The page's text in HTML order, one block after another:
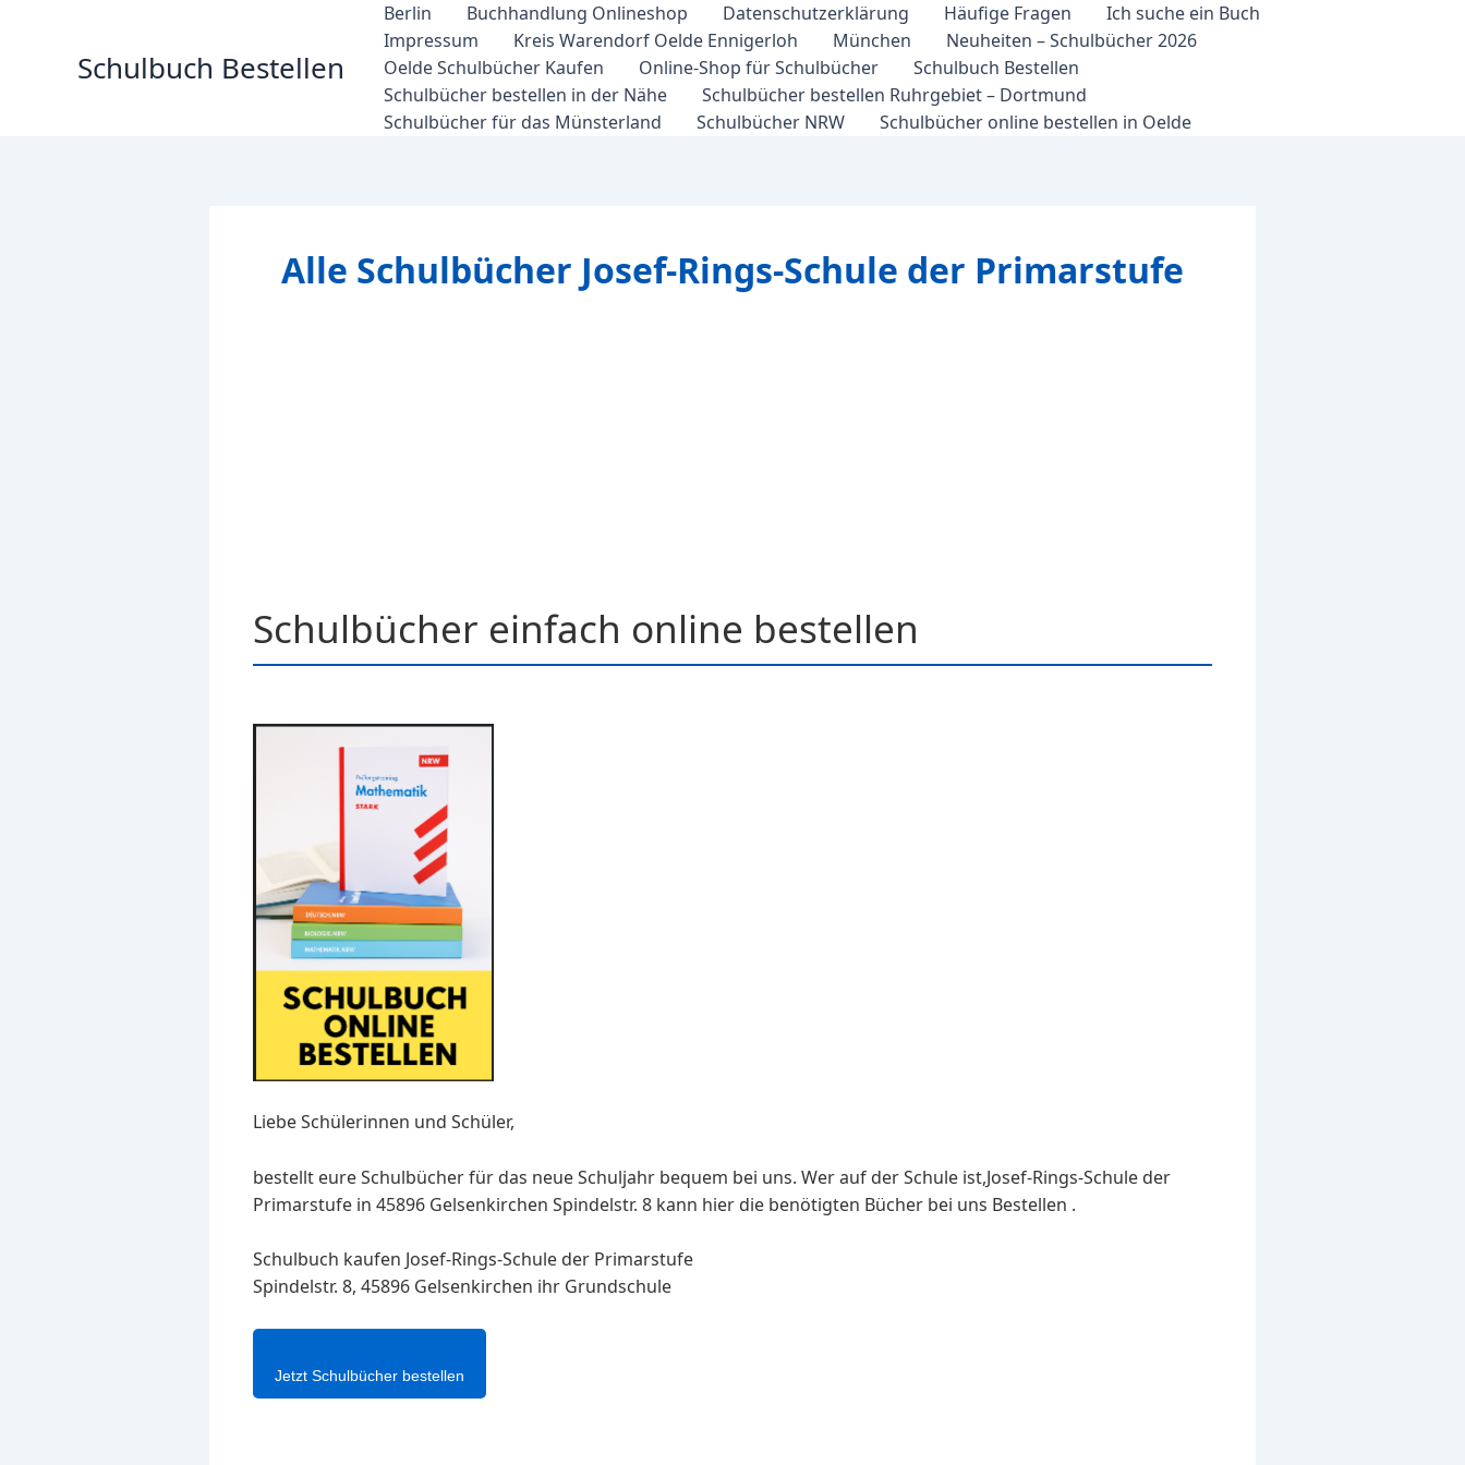
Schulbuch Bestellen
Berlin Buchhandlung Onlineshop Datenschutzerklärung Häufige Fragen
Ich suche ein Buch
Impressum
Kreis Warendorf Oelde Ennigerloh München
Neuheiten – Schulbücher 2026
Oelde Schulbücher Kaufen
Online-Shop für Schulbücher
Schulbuch Bestellen
Schulbücher bestellen in der Nähe
Schulbücher bestellen Ruhrgebiet – Dortmund
Schulbücher für das Münsterland
Schulbücher NRW Schulbücher online bestellen in Oelde
Alle Schulbücher Josef-Rings-Schule der Primarstufe
Schulbücher einfach online bestellen
Liebe Schülerinnen und Schüler,
bestellt eure Schulbücher für das neue Schuljahr bequem bei uns. Wer auf der Schule ist,Josef-Rings-Schule der
Primarstufe in 45896 Gelsenkirchen Spindelstr. 8 kann hier die benötigten Bücher bei uns Bestellen .
Schulbuch kaufen Josef-Rings-Schule der Primarstufe
Spindelstr. 8, 45896 Gelsenkirchen ihr Grundschule
Jetzt Schulbücher bestellen